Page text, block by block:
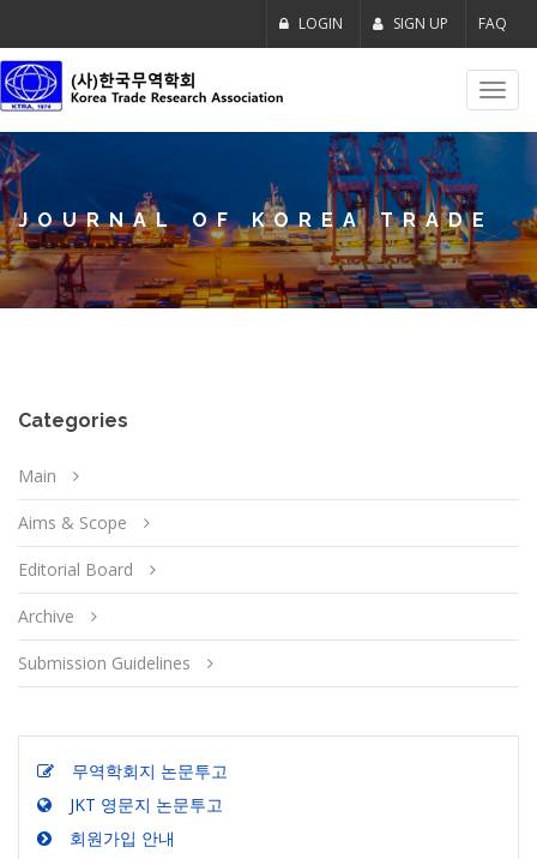
LOGIN SIGN UP FAQ
JOURNAL OF KOREA TRADE
Categories
Main
Aims & Scope
Editorial Board
Archive
Submission Guidelines
무역학회지 논문투고
JKT 영문지 논문투고
회원가입 안내